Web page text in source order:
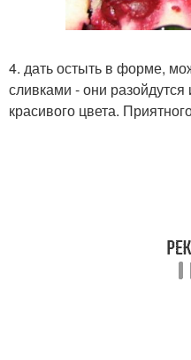
4. дать остыть в форме,
сливками - они
красивого цвета.